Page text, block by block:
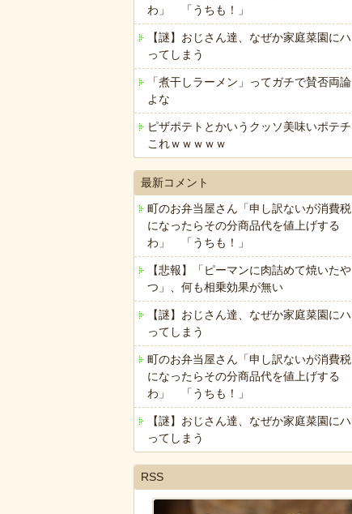
わ」 「うちも！」
【謎】おじさん達、なぜか家庭菜園に
ってしまう
「煮干しラーメン」ってガチで賛否両
よな
ピザポテトとかいうクッソ美味いポテ
これｗｗｗｗｗ
最新コメント
町のお弁当屋さん「申し訳ないが消費
になったらその分商品代を値上げする
わ」 「うちも！」
【悲報】「ピーマンに肉詰めて焼いたや
つ」、何も相乗効果が無い
【謎】おじさん達、なぜか家庭菜園に
ってしまう
町のお弁当屋さん「申し訳ないが消費
になったらその分商品代を値上げする
わ」 「うちも！」
【謎】おじさん達、なぜか家庭菜園に
ってしまう
RSS